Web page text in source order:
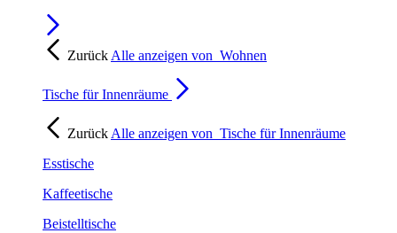
Zurück Alle anzeigen von Wohnen
Tische für Innenräume
Zurück Alle anzeigen von Tische für Innenräume
Esstische
Kaffeetische
Beistelltische